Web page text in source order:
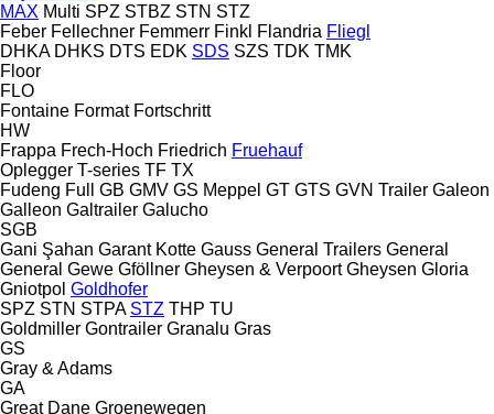
MAX Multi SPZ STBZ STN STZ
Feber Fellechner Femmerr Finkl Flandria Fliegl
DHKA DHKS DTS EDK SDS SZS TDK TMK
Floor
FLO
Fontaine Format Fortschritt
HW
Frappa Frech-Hoch Friedrich Fruehauf
Oplegger T-series TF TX
Fudeng Full GB GMV GS Meppel GT GTS GVN Trailer Galeon
Galleon Galtrailer Galucho
SGB
Gani Şahan Garant Kotte Gauss General Trailers General
General Gewe Gföllner Gheysen & Verpoort Gheysen Gloria
Gniotpol Goldhofer
SPZ STN STPA STZ THP TU
Goldmiller Gontrailer Granalu Gras
GS
Gray & Adams
GA
Great Dane Groenewegen